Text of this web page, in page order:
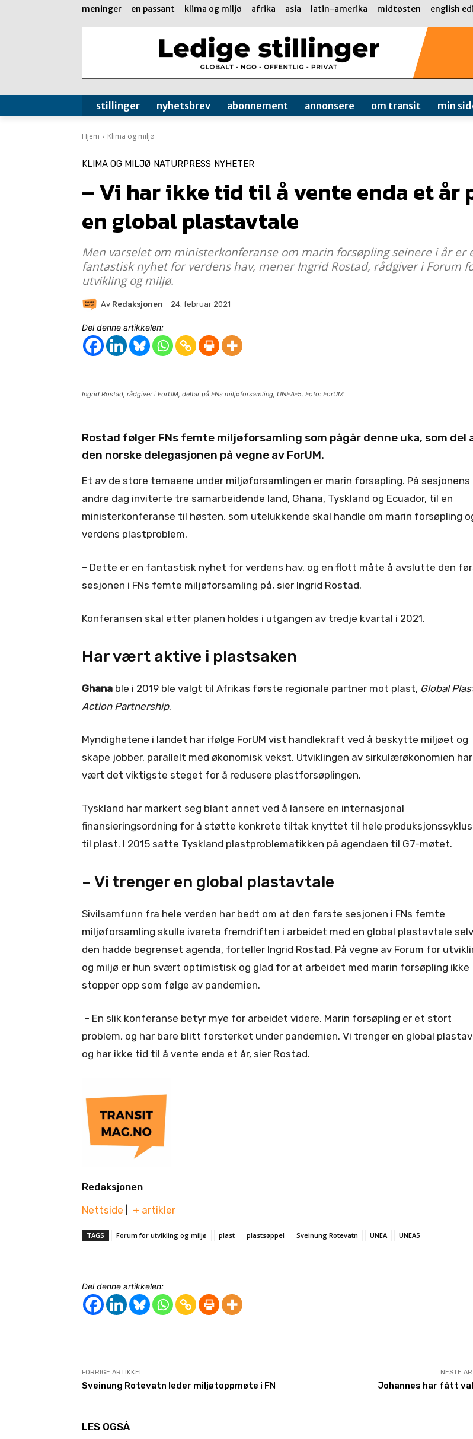
meninger en passant klima og miljø afrika asia latin-amerika midtøsten english
stillinger nyhetsbrev abonnement annonsere om transit min
Hjem Klima og miljø
KLIMA OG MILJØ NATURPRESS NYHETER
– Vi har ikke tid til å vente enda et år
en global plastavtale
Men varselet om ministerkonferanse om marin forsøpling seinere i år er
fantastisk nyhet for verdens hav, mener Ingrid Rostad, rådgiver i Forum
utvikling og miljø.
Av Redaksjonen 24. februar 2021
Del denne artikkelen:
Ingrid Rostad, rådgiver i ForUM, deltar på FNs miljøforsamling, UNEA-5. Foto: ForUM
Rostad følger FNs femte miljøforsamling som pågår denne uka, som del
den norske delegasjonen på vegne av ForUM.
Et av de store temaene under miljøforsamlingen er marin forsøpling. På sesjonens
andre dag inviterte tre samarbeidende land, Ghana, Tyskland og Ecuador, til en
ministerkonferanse til høsten, som utelukkende skal handle om marin forsøpling
verdens plastproblem.
– Dette er en fantastisk nyhet for verdens hav, og en flott måte å avslutte den
sesjonen i FNs femte miljøforsamling på, sier Ingrid Rostad.
Konferansen skal etter planen holdes i utgangen av tredje kvartal i 2021.
Har vært aktive i plastsaken
Ghana ble i 2019 ble valgt til Afrikas første regionale partner mot plast, Global
Action Partnership.
Myndighetene i landet har ifølge ForUM vist handlekraft ved å beskytte miljøet og
skape jobber, parallelt med økonomisk vekst. Utviklingen av sirkulærøkonomien har
vært det viktigste steget for å redusere plastforsøplingen.
Tyskland har markert seg blant annet ved å lansere en internasjonal
finansieringsordning for å støtte konkrete tiltak knyttet til hele
til plast. I 2015 satte Tyskland plastproblematikken på agendaen til G7-møtet.
– Vi trenger en global plastavtale
Sivilsamfunn fra hele verden har bedt om at den første sesjonen i FNs femte
miljøforsamling skulle ivareta fremdriften i arbeidet med en global plastavtale
den hadde begrenset agenda, forteller Ingrid Rostad. På vegne av Forum for
og miljø er hun svært optimistisk og glad for at arbeidet med marin forsøpling ikke
stopper opp som følge av pandemien.
– En slik konferanse betyr mye for arbeidet videre. Marin forsøpling er et stort
problem, og har bare blitt forsterket under pandemien. Vi trenger en global
og har ikke tid til å vente enda et år, sier Rostad.
Redaksjonen
Nettside
+ artikler
TAGS Forum for utvikling og miljø plast plastsøppel Sveinung Rotevatn UNEA UNEA5
Del denne artikkelen:
FORRIGE ARTIKKEL
Sveinung Rotevatn leder miljøtoppmøte i FN
NESTE
Johannes har fått
LES OGSÅ